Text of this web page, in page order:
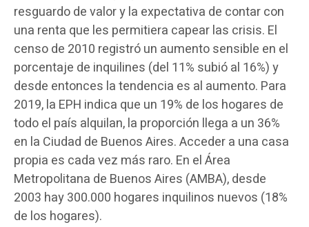
resguardo de valor y la expectativa de contar con
una renta que les permitiera capear las crisis. El
censo de 2010 registró un aumento sensible en el
porcentaje de inquilines (del 11% subió al 16%) y
desde entonces la tendencia es al aumento. Para
2019, la EPH indica que un 19% de los hogares de
todo el país alquilan, la proporción llega a un 36%
en la Ciudad de Buenos Aires. Acceder a una casa
propia es cada vez más raro. En el Área
Metropolitana de Buenos Aires (AMBA), desde
2003 hay 300.000 hogares inquilinos nuevos (18%
de los hogares).